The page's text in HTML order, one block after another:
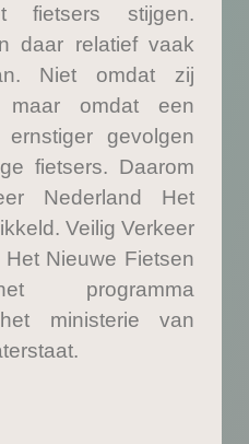
fietsers stijgen.
daar relatief vaak
Niet omdat zij
maar omdat een
gevolgen
fietsers. Daarom
Nederland Het
Veilig Verkeer
Nieuwe Fietsen
het ministerie van